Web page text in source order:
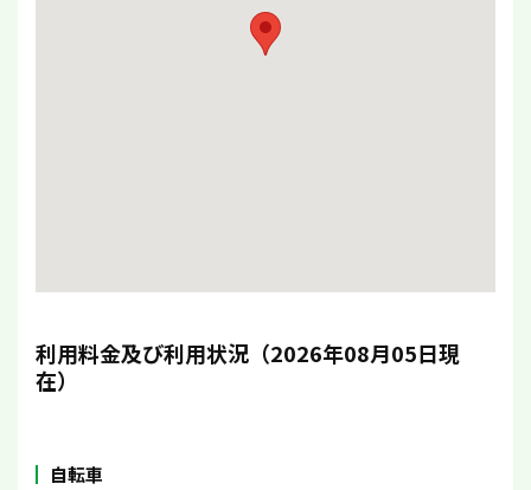
利用料金及び利用状況（2026年08月05日現
在）
自転車